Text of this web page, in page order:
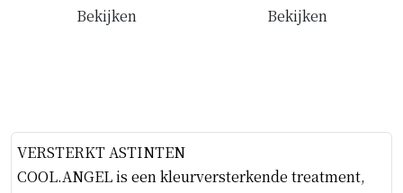
Bekijken
Bekijken
VERSTERKT ASTINTEN
COOL.ANGEL is een kleurversterkende treatment,